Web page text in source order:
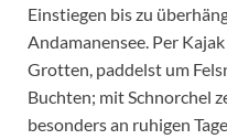
Einstiegen bis zu
Andamanensee. Per
Grotten, paddelst um
Buchten; mit Schnorchel
besonders an ruhigen